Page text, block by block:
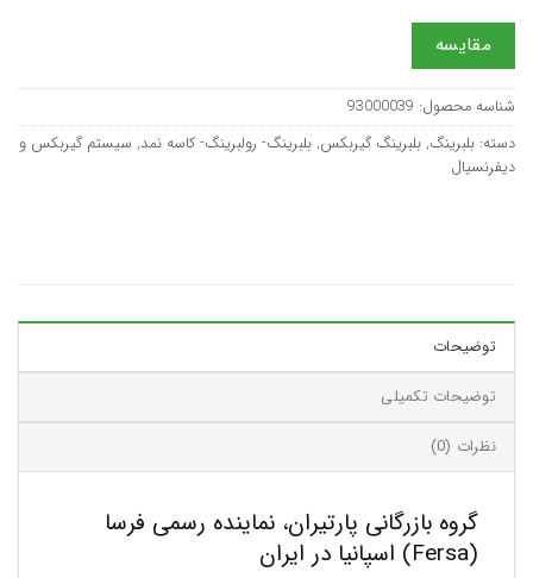
مقایسه
شناسه محصول: 93000039
دسته: بلبرینگ, بلبرینگ گیربکس, بلبرینگ- رولبرینگ- کاسه نمد, سیستم گیربکس و
دیفرنسیال
توضیحات
توضیحات تکمیلی
نظرات (0)
گروه بازرگانی پارتیران، نماینده رسمی فرسا
(Fersa) اسپانیا در ایران